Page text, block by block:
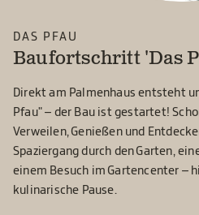
DAS PFAU
Baufortschritt 'Das
Direkt am Palmenhaus entsteht
Pfau"– der Bau ist gestartet!
Verweilen, Genießen und
Spaziergang durch den Garten,
einem Besuch im Gartencenter –
kulinarische Pause.